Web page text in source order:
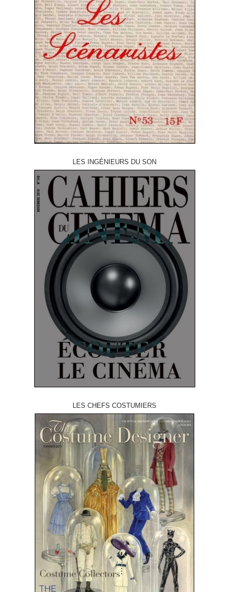
LES INGÉNIEURS DU SON
LES CHEFS COSTUMIERS